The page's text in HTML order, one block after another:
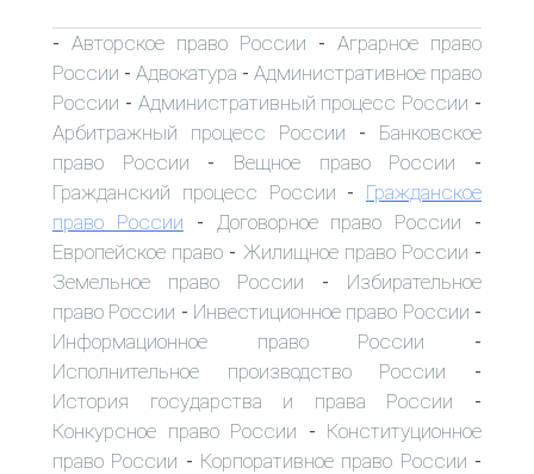
- Авторское право России - Аграрное право
России - Адвокатура - Административное право
России - Административный процесс России -
Арбитражный процесс России - Банковское
право России - Вещное право России -
Гражданский процесс России - Гражданское
право России - Договорное право России -
Европейское право - Жилищное право России -
Земельное право России - Избирательное
право России - Инвестиционное право России -
Информационное право России -
Исполнительное производство России -
История государства и права России -
Конкурсное право России - Конституционное
право России - Корпоративное право России -